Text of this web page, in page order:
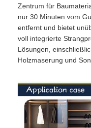
Zentrum für
nur 30 Minuten vom
entfernt und bietet
voll integrierte
Lösungen,
Holzmaserung und